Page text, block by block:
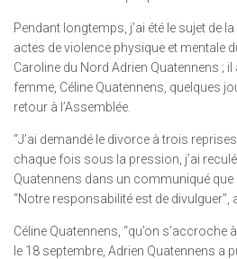
Pendant longtemps, j’ai été le sujet de
actes de violence physique et mentale
Caroline du Nord Adrien Quatennens ;
femme, Céline Quatennens, quelques
retour à l’Assemblée.
“J’ai demandé le divorce à trois
chaque fois sous la pression, j’ai
Quatennens dans un communiqué
“Notre responsabilité est de divulguer”,
Céline Quatennens, “qu’on s’accroche
le 18 septembre, Adrien Quatennens a